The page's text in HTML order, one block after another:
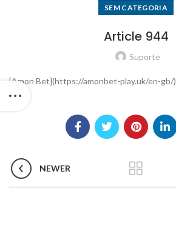
SEM CATEGORIA
Article 944
Suporte
[Amon Bet](https://amonbet-play.uk/en-gb/)
NEWER